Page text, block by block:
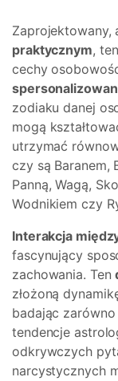
Zaprojektowany,
praktycznym,
cechy
zodiaku danej
mogą
utrzymać
czy są Baranem,
Panną, Wagą,
Wodnikiem czy
Interakcja
fascynujący
zachowania. Ten
złożoną
badając
tendencje
odkrywczych
narcystycznych